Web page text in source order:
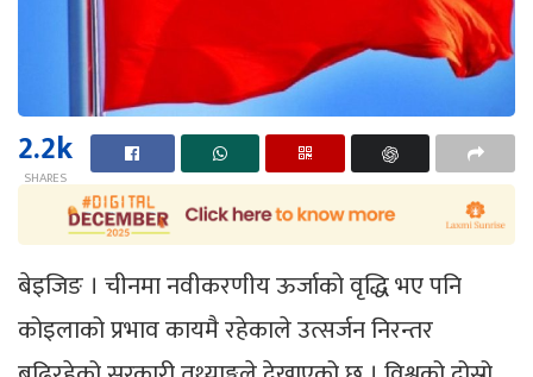
2.2k
SHARES
बेइजिङ । चीनमा नवीकरणीय ऊर्जाको वृद्धि भए पनि
कोइलाको प्रभाव कायमै रहेकाले उत्सर्जन निरन्तर